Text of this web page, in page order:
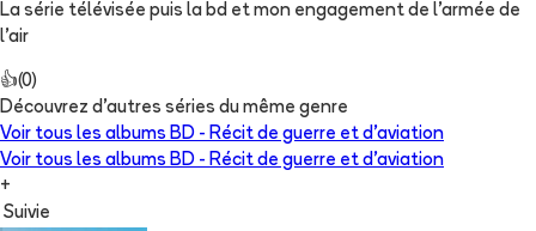
La série télévisée puis la bd et mon engagement de l’armée de
l’air
👍(0)
Découvrez d'autres séries du même genre
Voir tous les albums BD - Récit de guerre et d'aviation
Voir tous les albums BD - Récit de guerre et d'aviation
+
Suivie